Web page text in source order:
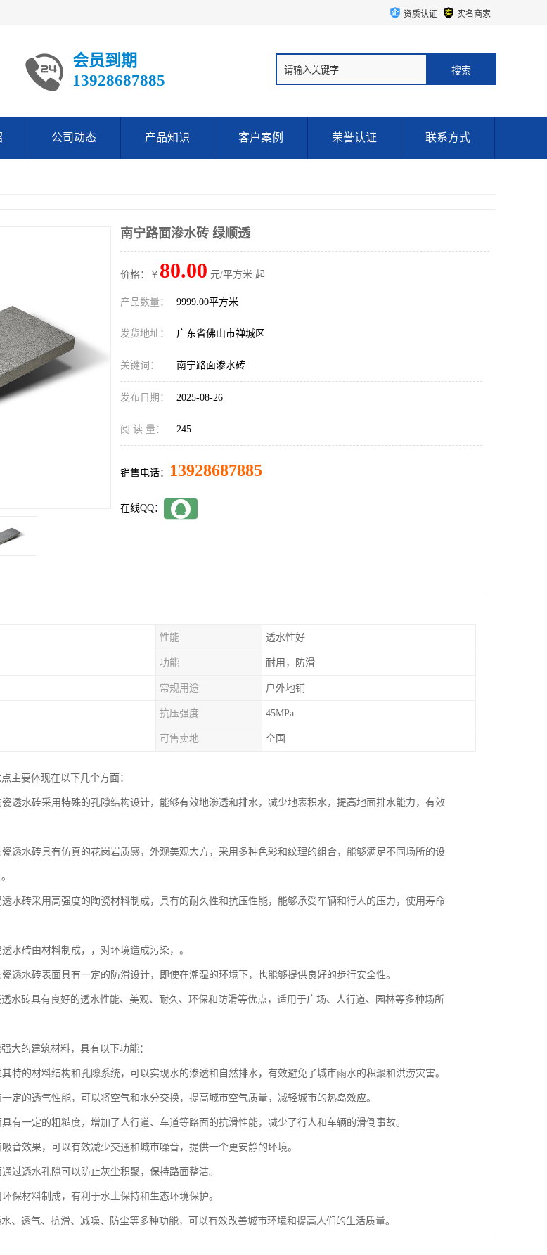
资质认证 实名商家
会员到期
13928687885
公司动态 产品知识 客户案例 荣誉认证 联系方式
南宁路面渗水砖 绿顺透
价格：￥ 80.00 元/平方米 起
产品数量： 9999.00平方米
发货地址： 广东省佛山市禅城区
关键词： 南宁路面渗水砖
发布日期： 2025-08-26
阅 读 量： 245
销售电话： 13928687885
在线QQ：
性能 透水性好
功能 耐用，防滑
常规用途 户外地铺
抗压强度 45MPa
可售卖地 全国
主要体现在以下几个方面：
透水砖采用特殊的孔隙结构设计，能够有效地渗透和排水，减少地表积水，提高地面排水能力，有效
透水砖具有仿真的花岗岩质感，外观美观大方，采用多种色彩和纹理的组合，能够满足不同场所的设
水砖采用高强度的陶瓷材料制成，具有的耐久性和抗压性能，能够承受车辆和行人的压力，使用寿命
水砖由材料制成，，对环境造成污染，。
透水砖表面具有一定的防滑设计，即使在潮湿的环境下，也能够提供良好的步行安全性。
水砖具有良好的透水性能、美观、耐久、环保和防滑等优点，适用于广场、人行道、园林等多种场所
大的建筑材料，具有以下功能：
特的材料结构和孔隙系统，可以实现水的渗透和自然排水，有效避免了城市雨水的积聚和洪涝灾害。
定的透气性能，可以将空气和水分交换，提高城市空气质量，减轻城市的热岛效应。
有一定的粗糙度，增加了人行道、车道等路面的抗滑性能，减少了行人和车辆的滑倒事故。
音效果，可以有效减少交通和城市噪音，提供一个更安静的环境。
过透水孔隙可以防止灰尘积聚，保持路面整洁。
保材料制成，有利于水土保持和生态环境保护。
、透气、抗滑、减噪、防尘等多种功能，可以有效改善城市环境和提高人们的生活质量。